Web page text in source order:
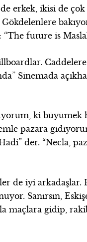
ikisi de çok
future is
Caddelere
Sinemada
ki büyümek
pazara
der. “Necla,
de iyi arkadaşlar.
Sanırsın,
maçlara gidip,